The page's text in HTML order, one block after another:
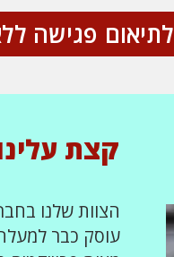
לתיאום פגישה
קצת
הצוות שלנו